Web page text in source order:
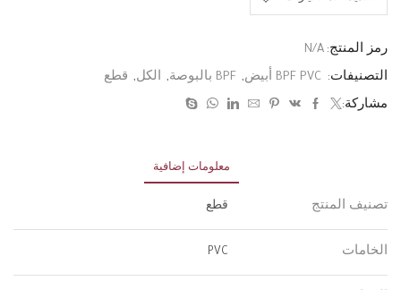
رمز المنتج: N/A
التصنيفات: BPF PVC أبيض , BPF بالبوصة , الكل, قطع
مشاركة:
معلومات إضافية
تصنيف المنتج قطع
الخامات PVC